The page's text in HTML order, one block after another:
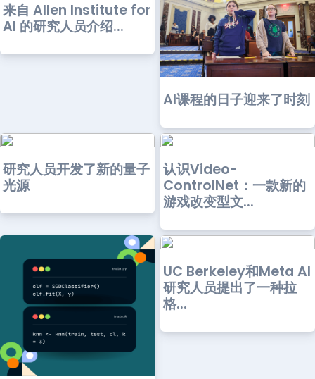
来自 Allen Institute for
AI 的研究人员介绍...
AI课程的日子迎来了时刻
研究人员开发了新的量子
光源
认识Video-
ControlNet：一款新的
游戏改变型文...
UC Berkeley和Meta AI
研究人员提出了一种拉
格...